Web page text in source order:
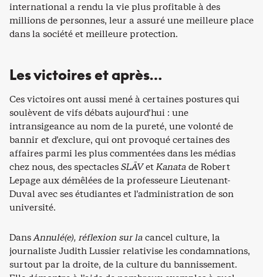
international a rendu la vie plus profitable à des
millions de personnes, leur a assuré une meilleure place
dans la société et meilleure protection.
Les victoires et après…
Ces victoires ont aussi mené à certaines postures qui
soulèvent de vifs débats aujourd’hui : une
intransigeance au nom de la pureté, une volonté de
bannir et d’exclure, qui ont provoqué certaines des
affaires parmi les plus commentées dans les médias
chez nous, des spectaclesSLĀVetKanatade Robert
Lepage aux démêlées de la professeure Lieutenant-
Duval avec ses étudiantes et l’administration de son
université.
DansAnnulé(e), réflexion sur lacancel culture, la
journaliste Judith Lussier relativise les condamnations,
surtout par la droite, de la culture du bannissement.